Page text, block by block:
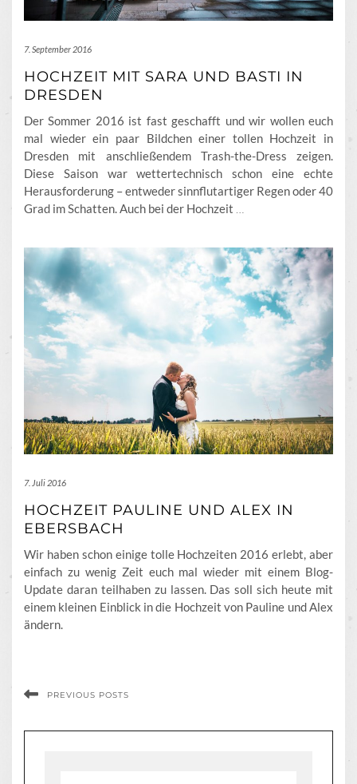
7. September 2016
HOCHZEIT MIT SARA UND BASTI IN
DRESDEN
Der Sommer 2016 ist fast geschafft und wir wollen euch
mal wieder ein paar Bildchen einer tollen Hochzeit in
Dresden mit anschließendem Trash-the-Dress zeigen.
Diese Saison war wettertechnisch schon eine echte
Herausforderung – entweder sinnflutartiger Regen oder 40
Grad im Schatten. Auch bei der Hochzeit …
7. Juli 2016
HOCHZEIT PAULINE UND ALEX IN
EBERSBACH
Wir haben schon einige tolle Hochzeiten 2016 erlebt, aber
einfach zu wenig Zeit euch mal wieder mit einem Blog-
Update daran teilhaben zu lassen. Das soll sich heute mit
einem kleinen Einblick in die Hochzeit von Pauline und Alex
ändern.
PREVIOUS POSTS